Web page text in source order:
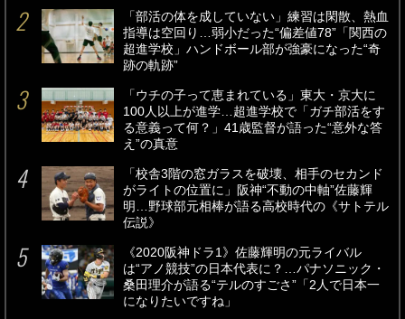
「部活の体を成していない」練習は閑散、熱血
指導は空回り…弱小だった“偏差値78”「関西の
超進学校」ハンドボール部が強豪になった“奇
跡の軌跡”
「ウチの子って恵まれている」東大・京大に
100人以上が進学…超進学校で「ガチ部活をす
る意義って何？」41歳監督が語った“意外な答
え”の真意
「校舎3階の窓ガラスを破壊、相手のセカンド
がライトの位置に」阪神“不動の中軸”佐藤輝
明…野球部元相棒が語る高校時代の《サトテル
伝説》
《2020阪神ドラ1》佐藤輝明の元ライバル
は“アノ競技”の日本代表に？…パナソニック・
桑田理介が語る“テルのすごさ”「2人で日本一
になりたいですね」